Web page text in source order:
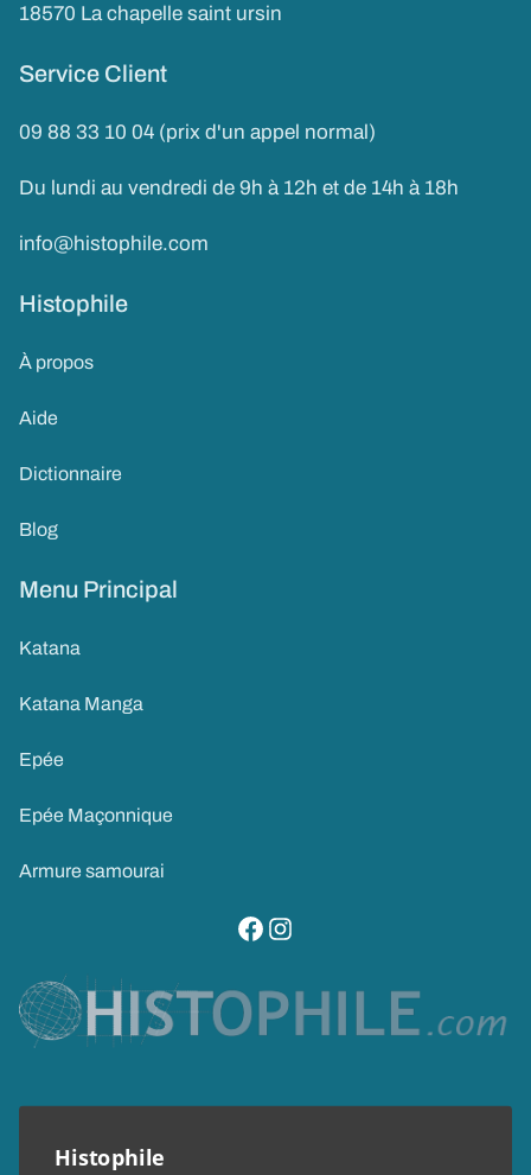
18570 La chapelle saint ursin
Service Client
09 88 33 10 04 (prix d'un appel normal)
Du lundi au vendredi de 9h à 12h et de 14h à 18h
info@histophile.com
Histophile
À propos
Aide
Dictionnaire
Blog
Menu Principal
Katana
Katana Manga
Epée
Epée Maçonnique
Armure samourai
visitez notre page facebook
suivez notre compte instagram
Histophile